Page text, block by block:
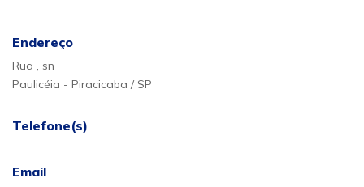
Endereço
Rua , sn
Paulicéia - Piracicaba / SP
Telefone(s)
Email